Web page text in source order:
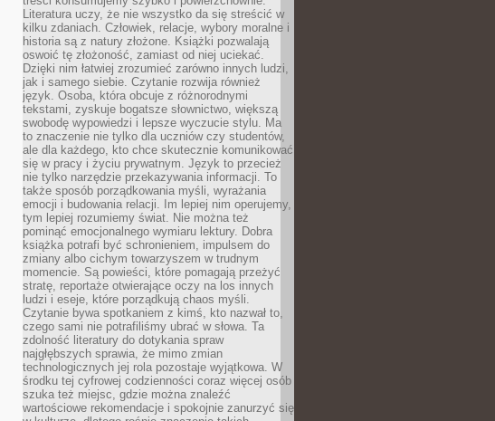
Literatura uczy, że nie wszystko da się streścić w
kilku zdaniach. Człowiek, relacje, wybory moralne i
historia są z natury złożone. Książki pozwalają
oswoić tę złożoność, zamiast od niej uciekać.
Dzięki nim łatwiej zrozumieć zarówno innych ludzi,
jak i samego siebie. Czytanie rozwija również
język. Osoba, która obcuje z różnorodnymi
tekstami, zyskuje bogatsze słownictwo, większą
swobodę wypowiedzi i lepsze wyczucie stylu. Ma
to znaczenie nie tylko dla uczniów czy studentów,
ale dla każdego, kto chce skutecznie komunikować
się w pracy i życiu prywatnym. Język to przecież
nie tylko narzędzie przekazywania informacji. To
także sposób porządkowania myśli, wyrażania
emocji i budowania relacji. Im lepiej nim operujemy,
tym lepiej rozumiemy świat. Nie można też
pominąć emocjonalnego wymiaru lektury. Dobra
książka potrafi być schronieniem, impulsem do
zmiany albo cichym towarzyszem w trudnym
momencie. Są powieści, które pomagają przeżyć
stratę, reportaże otwierające oczy na los innych
ludzi i eseje, które porządkują chaos myśli.
Czytanie bywa spotkaniem z kimś, kto nazwał to,
czego sami nie potrafiliśmy ubrać w słowa. Ta
zdolność literatury do dotykania spraw
najgłębszych sprawia, że mimo zmian
technologicznych jej rola pozostaje wyjątkowa. W
środku tej cyfrowej codzienności coraz więcej osób
szuka też miejsc, gdzie można znaleźć
wartościowe rekomendacje i spokojnie zanurzyć się